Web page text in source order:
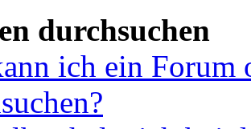
durchsuchen
ich ein Forum